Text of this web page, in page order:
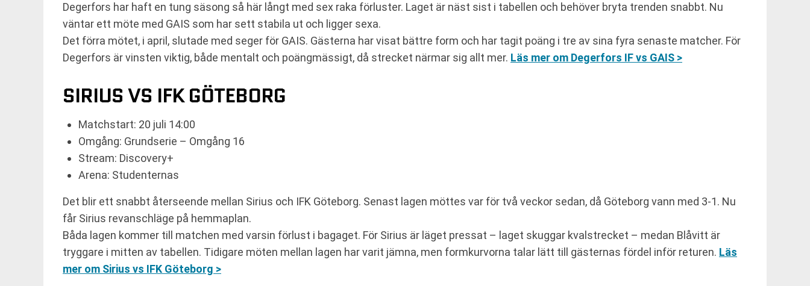
Degerfors har haft en tung säsong så här långt med sex raka förluster. Laget är näst sist i tabellen och behöver bryta trenden snabbt. Nu
väntar ett möte med GAIS som har sett stabila ut och ligger sexa.
Det förra mötet, i april, slutade med seger för GAIS. Gästerna har visat bättre form och har tagit poäng i tre av sina fyra senaste matcher. För
Degerfors är vinsten viktig, både mentalt och poängmässigt, då strecket närmar sig allt mer. Läs mer om Degerfors IF vs GAIS >
SIRIUS VS IFK GÖTEBORG
Matchstart: 20 juli 14:00
Omgång: Grundserie – Omgång 16
Stream: Discovery+
Arena: Studenternas
Det blir ett snabbt återseende mellan Sirius och IFK Göteborg. Senast lagen möttes var för två veckor sedan, då Göteborg vann med 3-1. Nu
får Sirius revanschläge på hemmaplan.
Båda lagen kommer till matchen med varsin förlust i bagaget. För Sirius är läget pressat – laget skuggar kvalstrecket – medan Blåvitt är
tryggare i mitten av tabellen. Tidigare möten mellan lagen har varit jämna, men formkurvorna talar lätt till gästernas fördel inför returen. Läs
mer om Sirius vs IFK Göteborg >